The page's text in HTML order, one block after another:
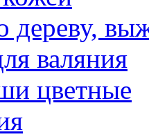
дереву,
валяния
цветные